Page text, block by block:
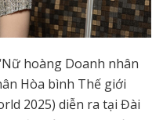
hoàng Doanh nhân
Hòa bình Thế giới
2025) diễn ra tại Đài